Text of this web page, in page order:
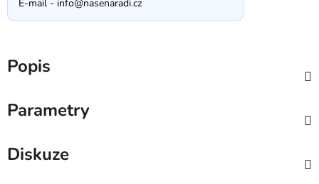
E-mail - info@nasenaradi.cz
Popis
Parametry
Diskuze